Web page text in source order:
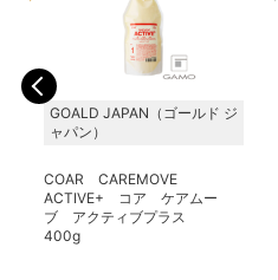
GOALD JAPAN（ゴールド ジ
ャパン）
COAR CAREMOVE
ACTIVE+ コア ケアムー
ブ アクティブプラス
400g